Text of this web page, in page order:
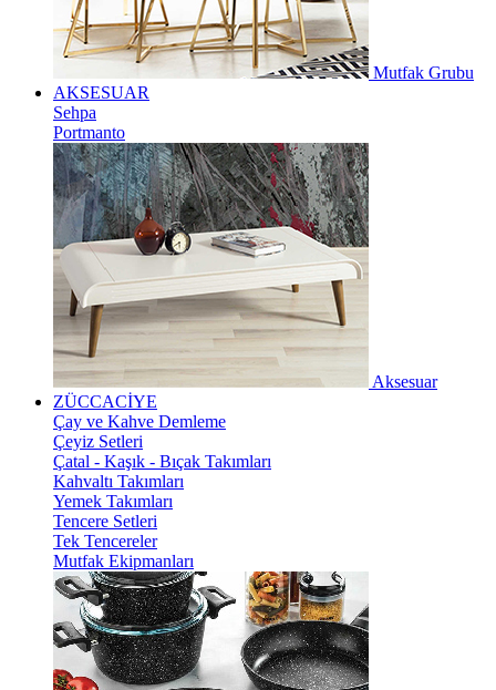
Mutfak Grubu
AKSESUAR
Sehpa
Portmanto
Aksesuar
ZÜCCACİYE
Çay ve Kahve Demleme
Çeyiz Setleri
Çatal - Kaşık - Bıçak Takımları
Kahvaltı Takımları
Yemek Takımları
Tencere Setleri
Tek Tencereler
Mutfak Ekipmanları